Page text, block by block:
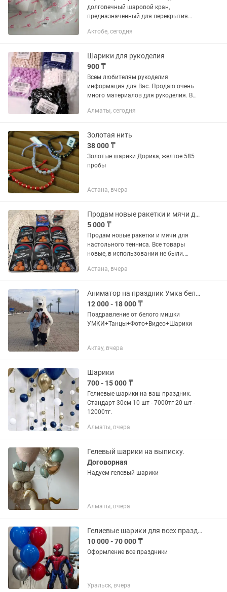
долговечный шаровой кран,
предназначенный для перекрытия
системах. ✨ Особенности: - 🔗
обеспечивает...
Актобе, сегодня
Шарики для рукоделия
900 ₸
Всем любителям рукоделия
информация для Вас. Продаю очень
много материалов для рукоделия. В
тычинки для цветов. Цены разные.
Алматы, сегодня
Золотая нить
38 000 ₸
Золотые шарики Дорика, желтое 585
пробы
Астана, вчера
Продам новые ракетки и мячи для настольного тенниса.
5 000 ₸
Продам новые ракетки и мячи для
настольного тенниса. Все товары
новые, в использовании не были.
начинающих игроков и семейного
хорошим...
Астана, вчера
Аниматор на праздник Умка белый медведь
12 000 - 18 000 ₸
Поздравление от белого мишки
УМКИ+Танцы+Фото+Видео+Шарики
Актау, вчера
Шарики
700 - 15 000 ₸
Гелиевые шарики на ваш праздник.
Стандарт 30см 10 шт - 7000тг 20 шт -
12000тг.
Алматы, вчера
Гелевый шарики на выписку.
Договорная
Надуем гелевый шарики
Алматы, вчера
Гелиевые шарики для всех праздников
10 000 - 70 000 ₸
Оформление все праздники
Уральск, вчера